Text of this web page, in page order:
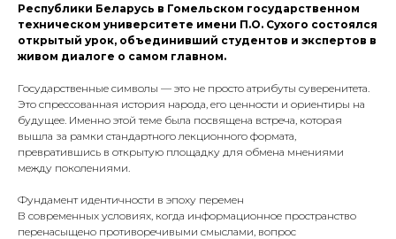
Республики Беларусь в Гомельском государственном
техническом университете имени П.О. Сухого состоялся
открытый урок, объединивший студентов и экспертов в
живом диалоге о самом главном.
Государственные символы — это не просто атрибуты суверенитета.
Это спрессованная история народа, его ценности и ориентиры на
будущее. Именно этой теме была посвящена встреча, которая
вышла за рамки стандартного лекционного формата,
превратившись в открытую площадку для обмена мнениями
между поколениями.
Фундамент идентичности в эпоху перемен
В современных условиях, когда информационное пространство
перенасыщено противоречивыми смыслами, вопрос